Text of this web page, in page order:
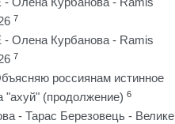
7
- Олена Курбанова - Ramis
7
россиянам истинное
"ахуй" (продолжение) 6
- Тарас Березовець - Велике